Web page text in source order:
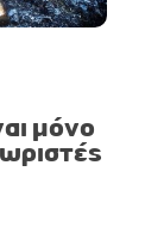
μόνο